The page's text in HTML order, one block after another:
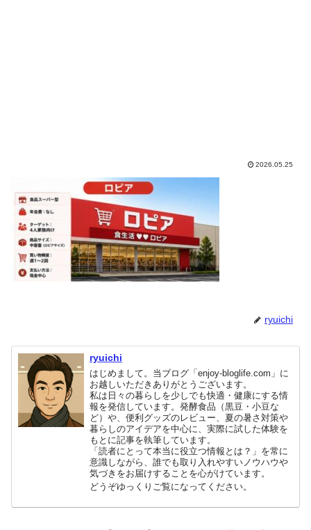
2026.05.25
ryuichi
ryuichi
はじめまして。当ブログ「enjoy-bloglife.com」に
お越しいただきありがとうございます。
私は日々の暮らしを少しでも快適・健康にする情
報を発信しています。発酵食品（黒豆・小豆な
ど）や、便利グッズのレビュー、夏の暑さ対策や
暮らしのアイデアを中心に、実際に試した体験を
もとに記事を執筆しています。
「読者にとって本当に役立つ情報とは？」を常に
意識しながら、誰でも取り入れやすいノウハウや
気づきをお届けすることを心がけています。
どうぞゆっくりご覧になってください。